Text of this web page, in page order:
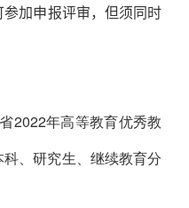
加申报评审，但须同时
2022年高等教育优秀教
科、研究生、继续教育分